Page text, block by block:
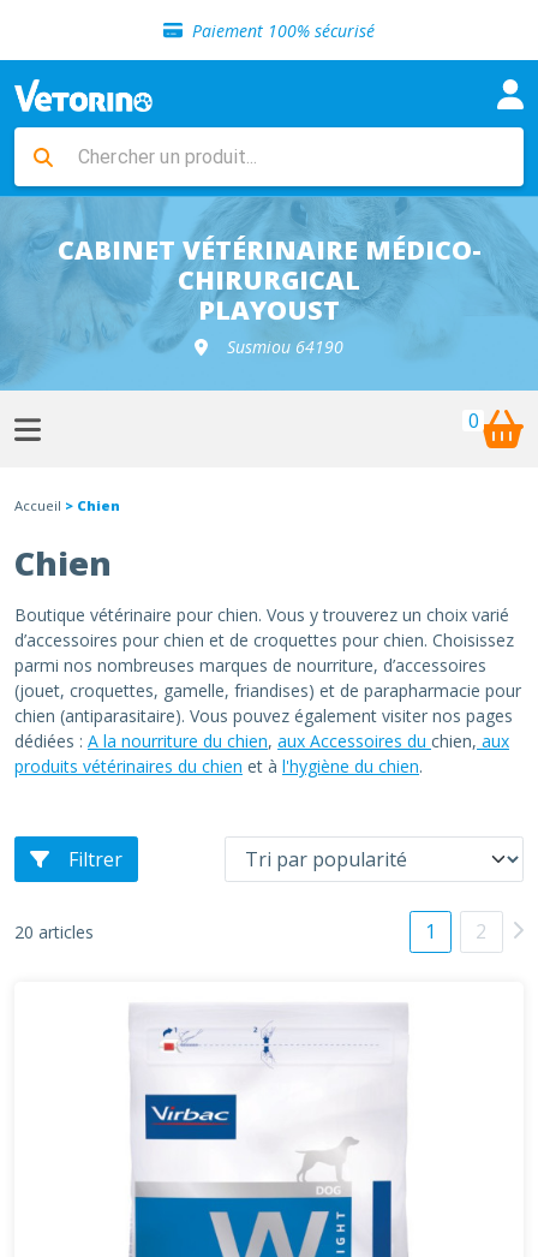
Paiement 100% sécurisé
Livraison gratuite en clinique vétérinaire
Sélection de croquettes vétérinaire
Livraison gratuite en clinique vétérinaire
Retour gratuit en clinique
Sélection de croquettes vétérinaire
CABINET VÉTÉRINAIRE MÉDICO-
CHIRURGICAL
PLAYOUST
Susmiou 64190
0
Accueil > Chien
Chien
Boutique vétérinaire pour chien. Vous y trouverez un choix varié
d’accessoires pour chien et de croquettes pour chien. Choisissez
parmi nos nombreuses marques de nourriture, d’accessoires
(jouet, croquettes, gamelle, friandises) et de parapharmacie pour
chien (antiparasitaire). Vous pouvez également visiter nos pages
dédiées : A la nourriture du chien, aux Accessoires du chien, aux
produits vétérinaires du chien et à l'hygiène du chien.
Filtrer
20 articles 1 2